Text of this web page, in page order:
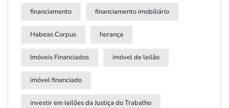
financiamento financiamento imobiliário
Habeas Corpus herança
Imóveis Financiados imóvel de leilão
imóvel financiado
investir em leilões da Justiça do Trabalho